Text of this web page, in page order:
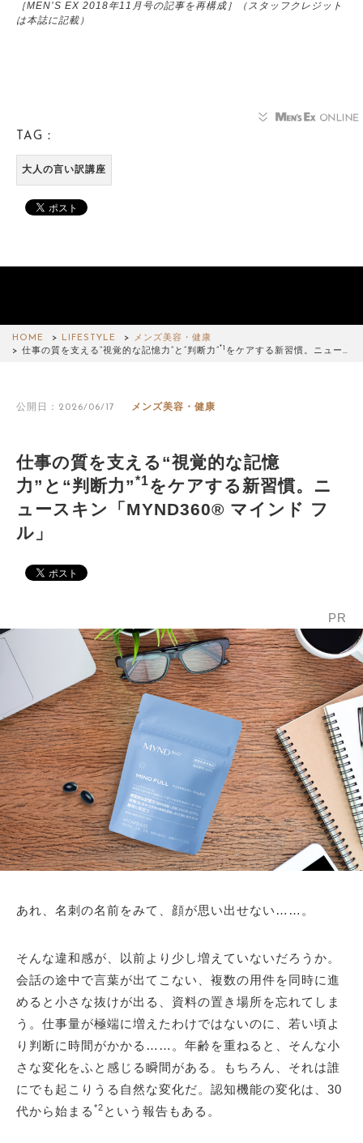
［MEN’S EX 2018年11月号の記事を再構成］（スタッフクレジット
は本誌に記載）
TAG：
大人の言い訳講座
HOME LIFESTYLE
メンズ美容・健康
仕事の質を支える“視覚的な記憶力”と“判断力”*1 をケアする新習慣。ニュー…
公開日：2026/06/17 メンズ美容・健康
仕事の質を支える“視覚的な記憶
力”と“判断力”*1をケアする新習慣。ニ
ュースキン「MYND360® マインド フ
ル」
PR
あれ、名刺の名前をみて、顔が思い出せない……。
そんな違和感が、以前より少し増えていないだろうか。
会話の途中で言葉が出てこない、複数の用件を同時に進
めると小さな抜けが出る、資料の置き場所を忘れてしま
う。仕事量が極端に増えたわけではないのに、若い頃よ
り判断に時間がかかる……。年齢を重ねると、そんな小
さな変化をふと感じる瞬間がある。もちろん、それは誰
にでも起こりうる自然な変化だ。認知機能の変化は、30
代から始まる *2 という報告もある。